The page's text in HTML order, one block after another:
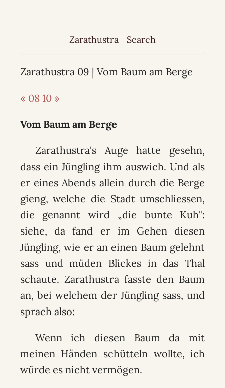
Zarathustra Search
Zarathustra 09 | Vom Baum am Berge
« 08 10 »
Vom Baum am Berge
Zarathustra's Auge hatte gesehn,
dass ein Jüngling ihm auswich. Und als
er eines Abends allein durch die Berge
gieng, welche die Stadt umschliessen,
die genannt wird „die bunte Kuh":
siehe, da fand er im Gehen diesen
Jüngling, wie er an einen Baum gelehnt
sass und müden Blickes in das Thal
schaute. Zarathustra fasste den Baum
an, bei welchem der Jüngling sass, und
sprach also:
Wenn ich diesen Baum da mit
meinen Händen schütteln wollte, ich
würde es nicht vermögen.